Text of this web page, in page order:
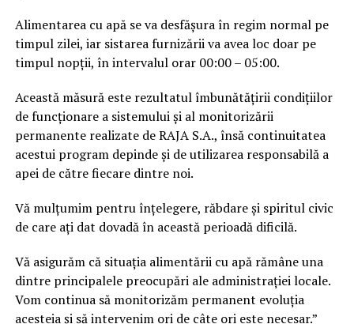
Alimentarea cu apă se va desfășura în regim normal pe
timpul zilei, iar sistarea furnizării va avea loc doar pe
timpul nopții, în intervalul orar 00:00 – 05:00.
Această măsură este rezultatul îmbunătățirii condițiilor
de funcționare a sistemului și al monitorizării
permanente realizate de RAJA S.A., însă continuitatea
acestui program depinde și de utilizarea responsabilă a
apei de către fiecare dintre noi.
Vă mulțumim pentru înțelegere, răbdare și spiritul civic
de care ați dat dovadă în această perioadă dificilă.
Vă asigurăm că situația alimentării cu apă rămâne una
dintre principalele preocupări ale administrației locale.
Vom continua să monitorizăm permanent evoluția
acesteia și să intervenim ori de câte ori este necesar.”